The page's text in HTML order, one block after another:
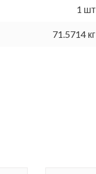
1 шт
71.5714 кг